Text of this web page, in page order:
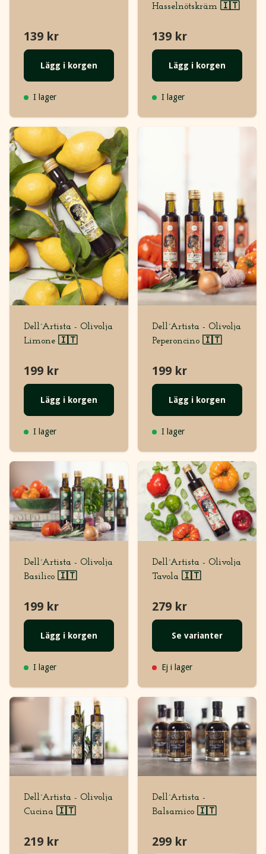
139 kr
Lägg i korgen
I lager
Hasselnötskräm 🇮🇹
139 kr
Lägg i korgen
I lager
Dell´Artista - Olivolja
Limone 🇮🇹
199 kr
Lägg i korgen
I lager
Dell´Artista - Olivolja
Peperoncino 🇮🇹
199 kr
Lägg i korgen
I lager
Dell´Artista - Olivolja
Basilico 🇮🇹
199 kr
Lägg i korgen
I lager
Dell´Artista - Olivolja
Tavola 🇮🇹
279 kr
Se varianter
Ej i lager
Dell´Artista - Olivolja
Cucina 🇮🇹
219 kr
Dell´Artista -
Balsamico 🇮🇹
299 kr